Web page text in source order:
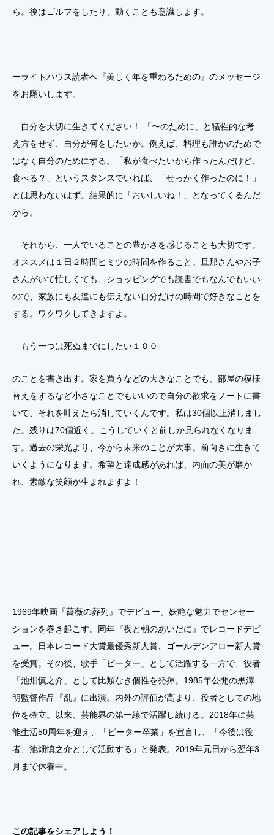
ら。後はゴルフをしたり、動くことも意識します。
ーライトハウス読者へ『美しく年を重ねるための』のメッセージ
をお願いします。
自分を大切に生きてください！ 「〜のために」と犠牲的な考
え方をせず、自分が何をしたいか。例えば、料理も誰かのためで
はなく自分のためにする。「私が食べたいから作ったんだけど、
食べる？」というスタンスでいれば、「せっかく作ったのに！」
とは思わないはず。結果的に「おいしいね！」となってくるんだ
から。
それから、一人でいることの豊かさを感じることも大切です。
オススメは１日２時間ヒミツの時間を作ること。旦那さんやお子
さんがいて忙しくても、ショッピングでも読書でもなんでもいい
ので、家族にも友達にも伝えない自分だけの時間で好きなことを
する。ワクワクしてきますよ。
もう一つは死ぬまでにしたい１００
のことを書き出す。家を買うなどの大きなことでも、部屋の模様
替えをするなど小さなことでもいいので自分の欲求をノートに書
いて、それを叶えたら消していくんです。私は30個以上消しまし
た。残りは70個近く。こうしていくと前しか見られなくなりま
す。過去の栄光より、今から未来のことが大事。前向きに生きて
いくようになります。希望と達成感があれば、内面の美が磨か
れ、素敵な笑顔が生まれますよ！
1969年映画『薔薇の葬列』でデビュー。妖艶な魅力でセンセー
ションを巻き起こす。同年『夜と朝のあいだに』でレコードデビ
ュー。日本レコード大賞最優秀新人賞、ゴールデンアロー新人賞
を受賞。その後、歌手「ピーター」として活躍する一方で、役者
「池畑慎之介」として比類なき個性を発揮。1985年公開の黒澤
明監督作品『乱』に出演。内外の評価が高まり、役者としての地
位を確立。以来、芸能界の第一線で活躍し続ける。2018年に芸
能生活50周年を迎え、「ピーター卒業」を宣言し、「今後は役
者、池畑慎之介として活動する」と発表。2019年元日から翌年3
月まで休養中。
この記事をシェアしよう！